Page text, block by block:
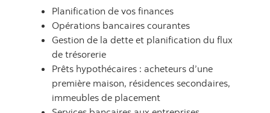
Planification de vos finances
Opérations bancaires courantes
Gestion de la dette et planification du flux
de trésorerie
Prêts hypothécaires : acheteurs d’une
première maison, résidences secondaires,
immeubles de placement